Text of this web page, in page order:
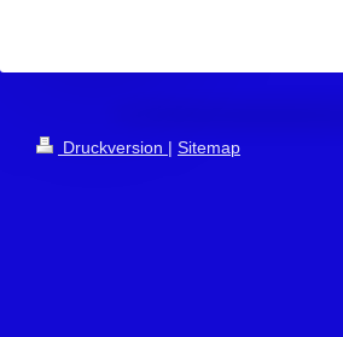
Druckversion | Sitemap